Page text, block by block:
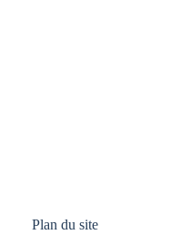
Plan du site